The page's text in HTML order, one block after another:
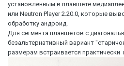
установленным в планшете
или Neutron Player 2.20.0, которые
обработку андроид.
Для сегмента планшетов с
безальтернативный вариант
размерам встраивается